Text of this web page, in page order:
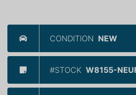
CONDITION NEW
#STOCK W8155-